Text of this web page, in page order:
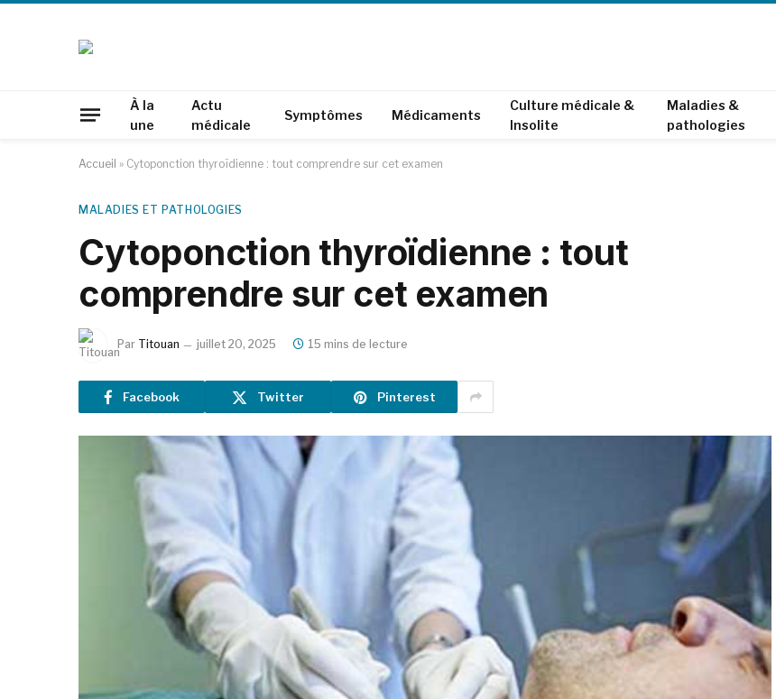
À la
une
Actu
médicale
Symptômes Médicaments
Culture médicale &
Insolite
Maladies &
pathologies
Accueil » Cytoponction thyroïdienne : tout comprendre sur cet examen
MALADIES ET PATHOLOGIES
Cytoponction thyroïdienne : tout
comprendre sur cet examen
Par Titouan juillet 20, 2025 15 mins de lecture
Facebook Twitter Pinterest